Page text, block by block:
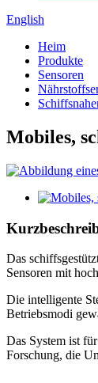
English
Heim
Produkte
Sensoren
Mobiles,
Das
Sensoren mit
Die intelligente
Betriebsmodi
Das System ist
Forschung, die